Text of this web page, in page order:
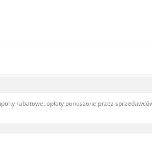
rabatowe, opłaty ponoszone przez